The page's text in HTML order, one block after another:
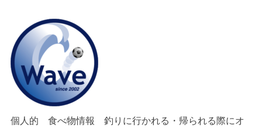
個人的 食べ物情報 釣りに行かれる・帰られる際にオ